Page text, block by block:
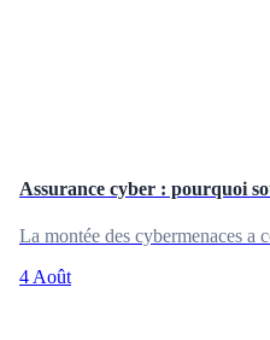
Assurance cyber : pourquoi
La montée des cybermenaces a
4 Août